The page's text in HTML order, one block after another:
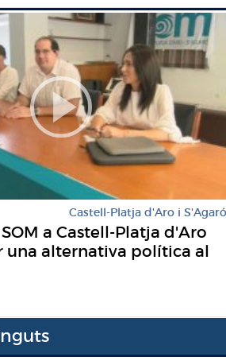
Castell-Platja d'Aro i S'Agaró
a Castell-Platja d'Aro
una alternativa política al